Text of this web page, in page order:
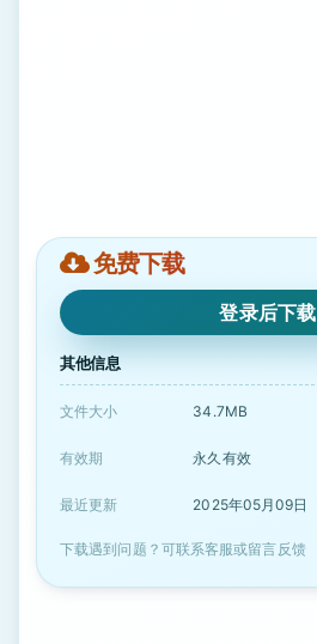
免费下载
登录后下载
其他信息
文件大小 34.7MB
有效期 永久有效
最近更新 2025年05月09日
下载遇到问题？可联系客服或留言反馈